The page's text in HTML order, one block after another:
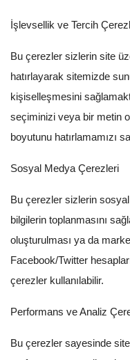
İşlevsellik ve Tercih
Bu çerezler sizlerin site
hatırlayarak sitemizde
kişiselleşmesini
seçiminizi veya bir metin
boyutunu hatırlamamızı
Sosyal Medya Çerezleri
Bu çerezler sizlerin sosyal
bilgilerin toplanmasını
oluşturulması ya da
Facebook/Twitter
çerezler kullanılabilir.
Performans ve Analiz
Bu çerezler sayesinde